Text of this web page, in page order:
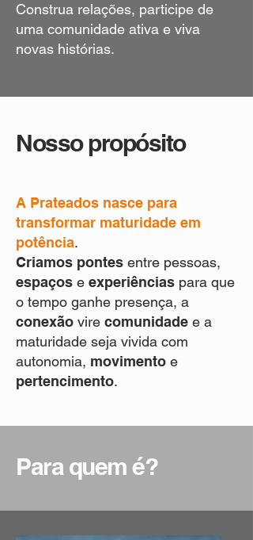
Construa relações, participe de
uma comunidade ativa e viva
novas histórias.
Nosso propósito
A Prateados nasce para
transformar maturidade em
potência.
Criamos pontes entre pessoas,
espaços e experiências para que
o tempo ganhe presença, a
conexão vire comunidade e a
maturidade seja vivida com
autonomia, movimento e
pertencimento.
Para quem é?